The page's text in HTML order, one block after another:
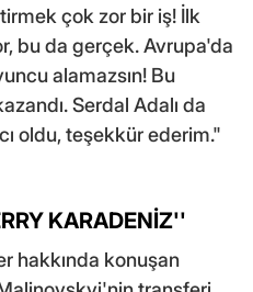
çok zor bir iş! İlk
bu da gerçek. Avrupa'da
alamazsın! Bu
Serdal Adalı da
oldu, teşekkür ederim."
KARADENİZ''
hakkında konuşan